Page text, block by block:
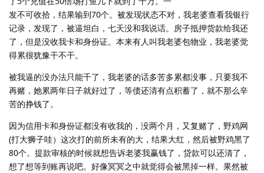
发不可收拾，结果输到70个。被发现状态不对，我老婆查看我银行
记录，发现了，被逼坦白，七天没和我说话。房子抵押货款给我还
了，但是没收我卡和身份证。本来有人叫我老婆包物业，我老婆觉
得累很犹豫干不干。
被我逼的没办法只能千了，我老婆的话多苦多累都没事，只要我不
再赌，她累两年日子就好过了，等债还清有点积蓄了，就不那么辛
苦的挣钱了。
因为信用卡和身份证都没有收我的，没两个月，又复赌了，野鸡网
(打大狮子哇）这次打的前所未有的大，结果大红，然后被野鸡黑了
80个。提款审核的时候就想告诉老婆我赢钱了，贷款可以还清了，
想了想等到账再说吧。好像冥冥之中就觉得会被黑掉一样。果然被